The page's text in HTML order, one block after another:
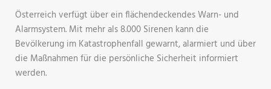
Österreich verfügt über ein flächendeckendes Warn- und
Alarmsystem. Mit mehr als 8.000 Sirenen kann die
Bevölkerung im Katastrophenfall gewarnt, alarmiert und über
die Maßnahmen für die persönliche Sicherheit informiert
werden.